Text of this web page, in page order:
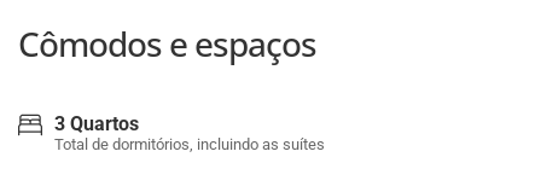
Cômodos e espaços
3 Quartos
Total de dormitórios, incluindo as suítes